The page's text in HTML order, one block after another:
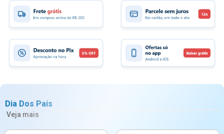
Dia Dos Pais
Veja mais